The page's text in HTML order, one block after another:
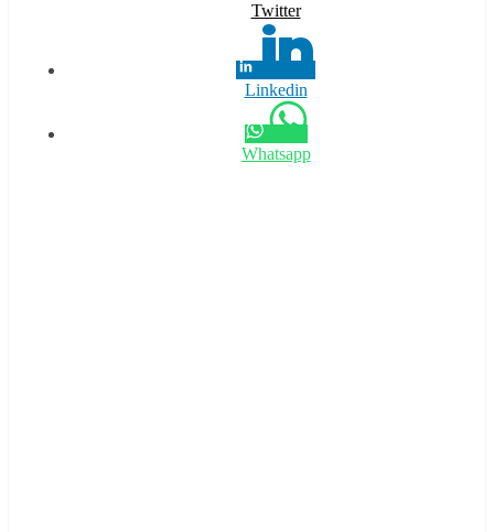
Twitter
Linkedin
Whatsapp